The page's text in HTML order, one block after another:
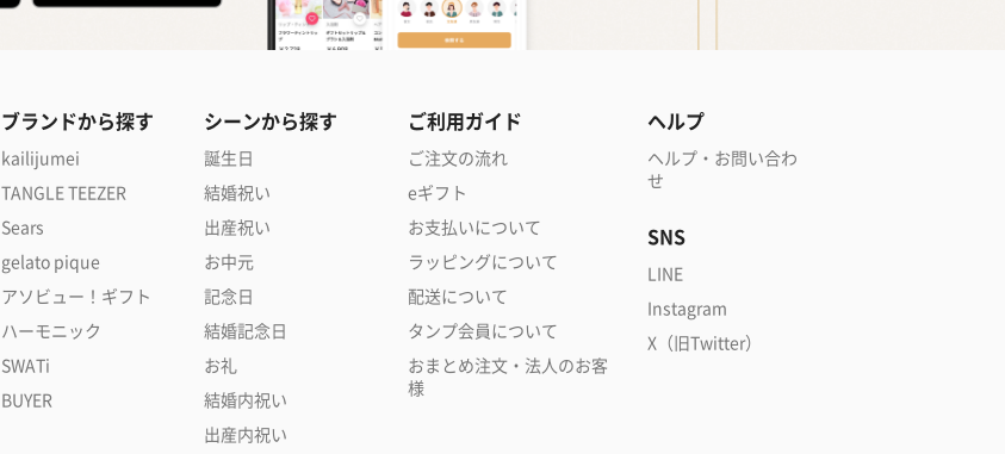
ブランドから探す
kailijumei
TANGLE TEEZER
Sears
gelato pique
アソビュー！ギフト
ハーモニック
SWATi
BUYER
シーンから探す
誕生日
結婚祝い
出産祝い
お中元
記念日
結婚記念日
お礼
結婚内祝い
出産内祝い
ご利用ガイド
ご注文の流れ
eギフト
お支払いについて
ラッピングについて
配送について
タンプ会員について
おまとめ注文・法人のお客
様
ヘルプ
ヘルプ・お問い合わ
せ
SNS
LINE
Instagram
X（旧Twitter）